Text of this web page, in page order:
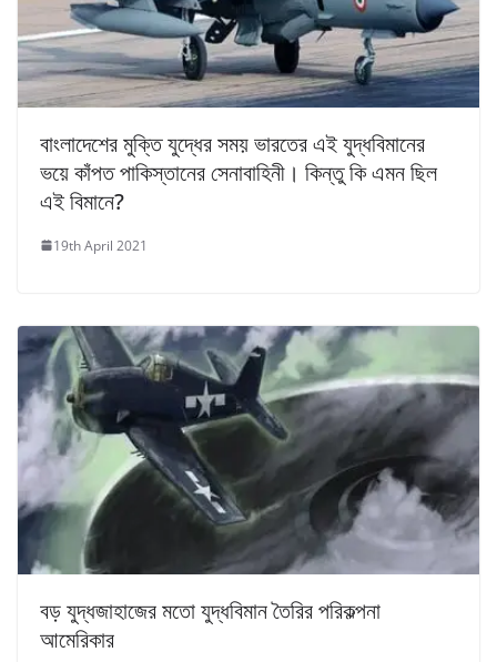
বাংলাদেশের মুক্তি যুদ্ধের সময় ভারতের এই যুদ্ধবিমানের
ভয়ে কাঁপত পাকিস্তানের সেনাবাহিনী। কিন্তু কি এমন ছিল
এই বিমানে?
19th April 2021
বড় যুদ্ধজাহাজের মতো যুদ্ধবিমান তৈরির পরিকল্পনা
আমেরিকার